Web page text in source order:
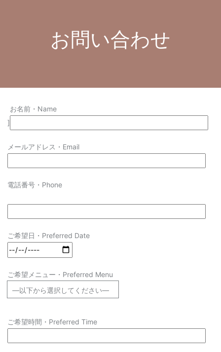
お問い合わせ
]
お名前・Name
メールアドレス・Email
電話番号・Phone
ご希望日・Preferred Date
ご希望メニュー・Preferred Menu
ご希望時間・Preferred Time